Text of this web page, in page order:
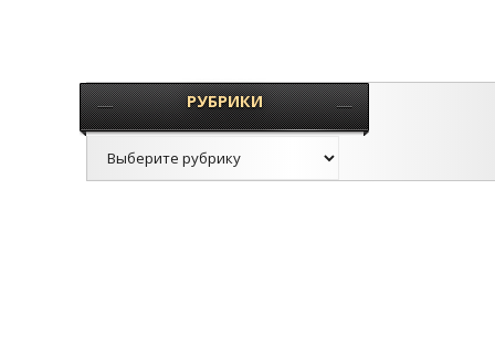
РУБРИКИ